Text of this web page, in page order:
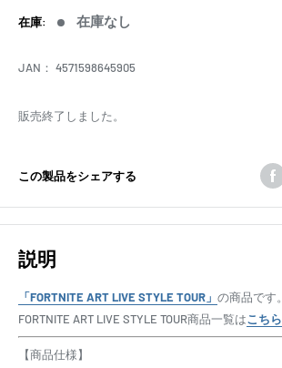
価
在庫: 在庫なし
JAN： 4571598645905
販売終了しました。
この製品をシェアする
説明
「FORTNITE ART LIVE STYLE TOUR」 の商品です。
FORTNITE ART LIVE STYLE TOUR商品一覧はこちら
【商品仕様】